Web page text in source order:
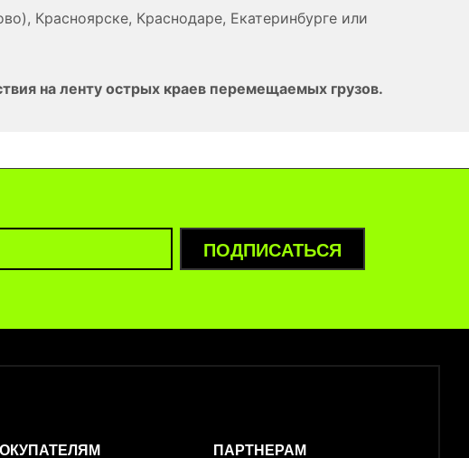
Красноярске, Краснодаре, Екатеринбурге или
на ленту острых краев перемещаемых грузов.
ПОДПИСАТЬСЯ
ПАРТНЕРАМ